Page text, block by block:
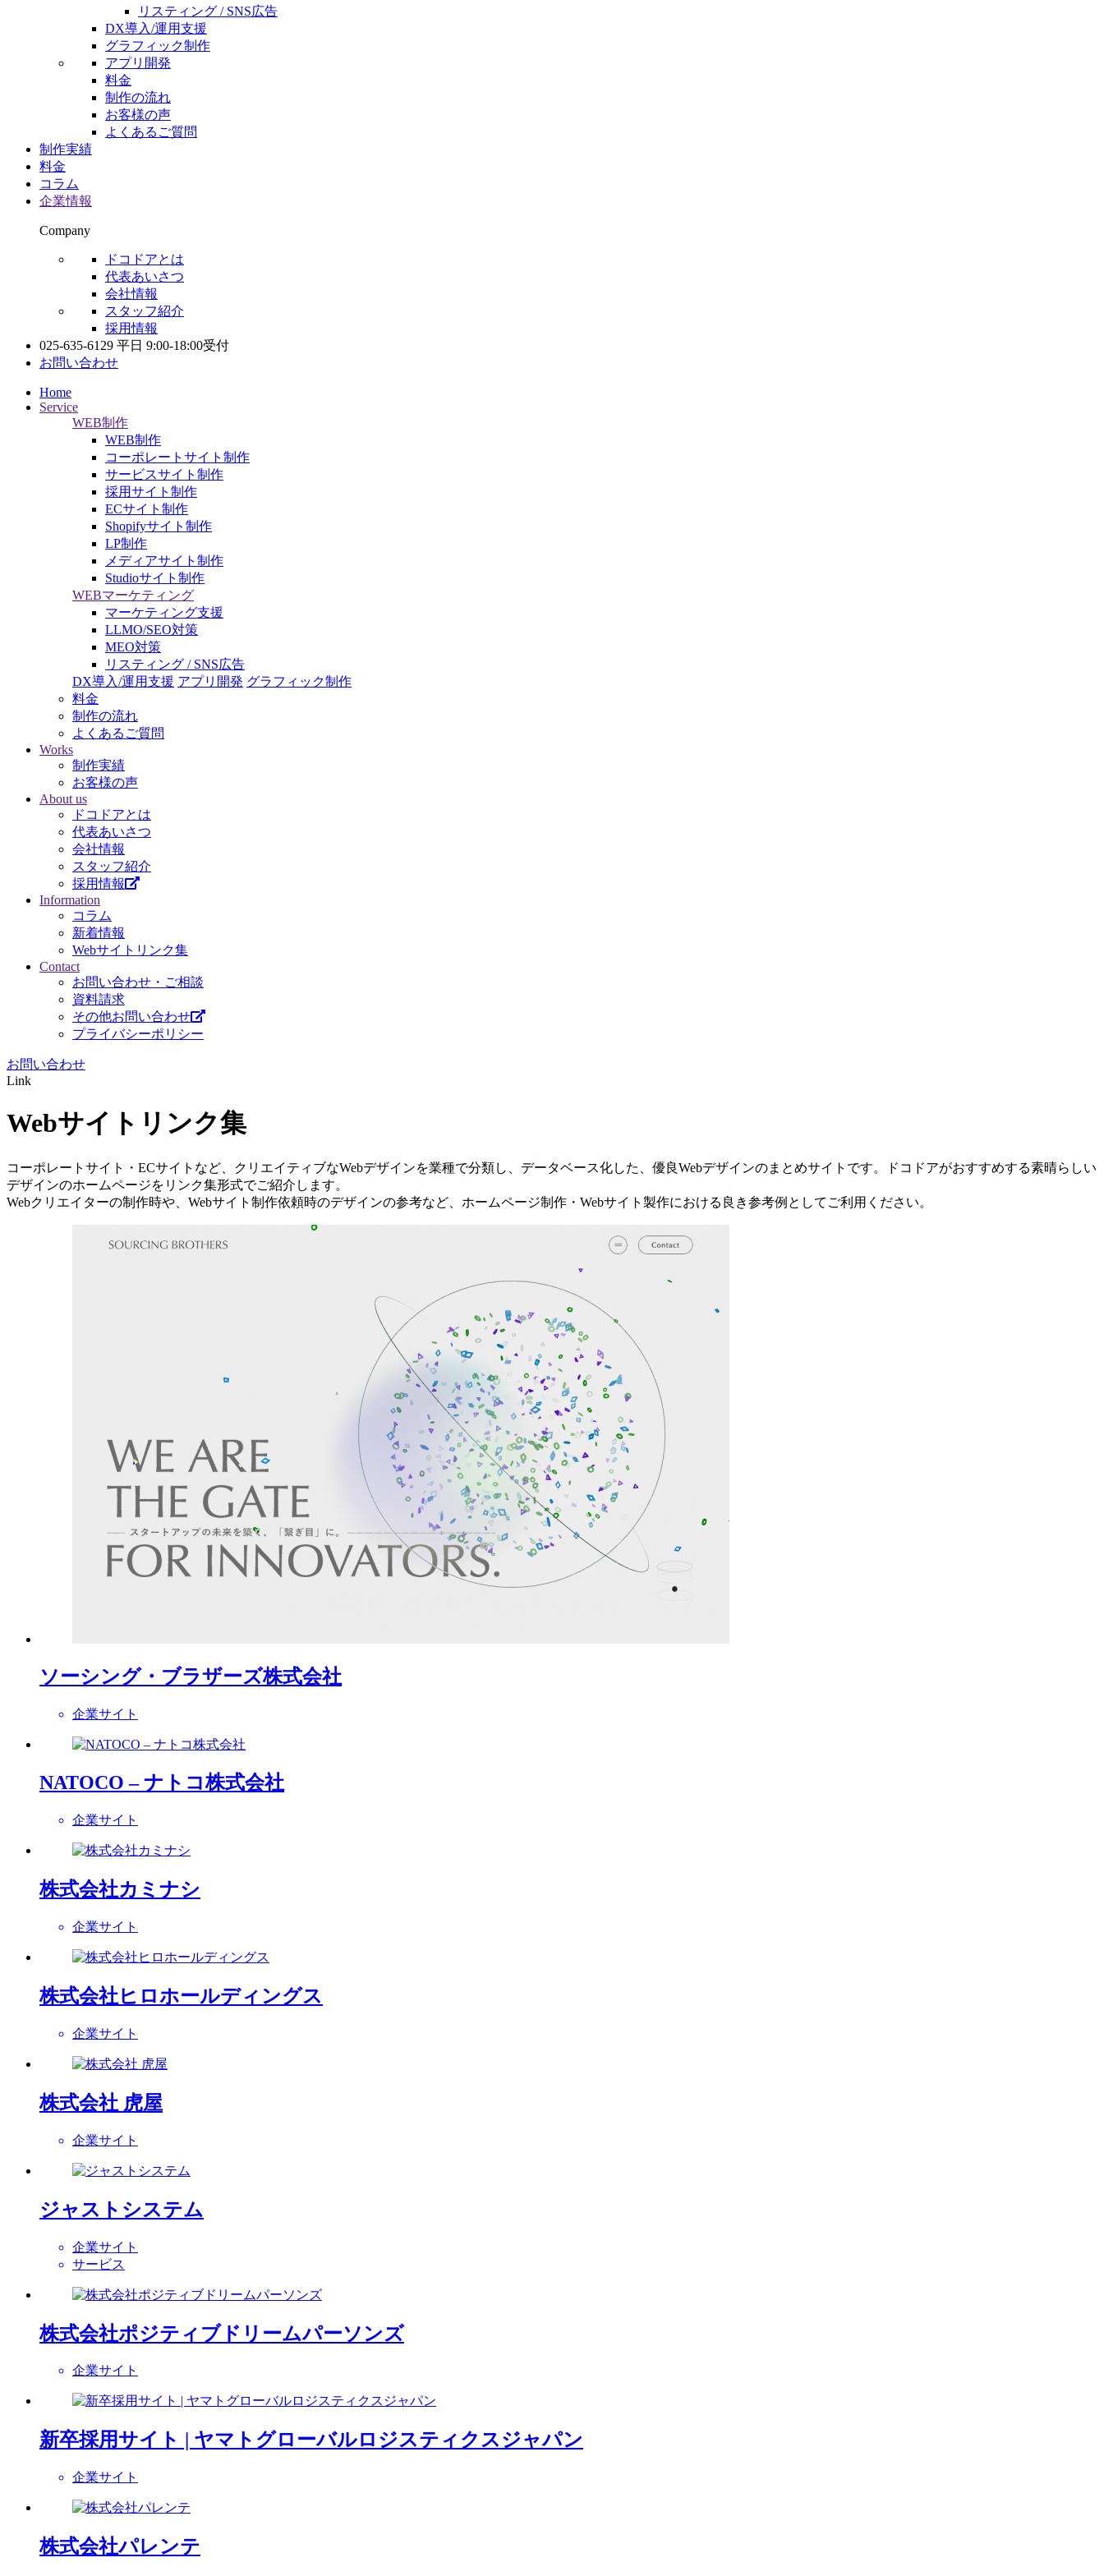
リスティング / SNS広告
DX導入/運用支援
グラフィック制作
アプリ開発
料金
制作の流れ
お客様の声
よくあるご質問
制作実績
料金
コラム
企業情報
Company
ドコドアとは
代表あいさつ
会社情報
スタッフ紹介
採用情報
025-635-6129 平日 9:00-18:00受付
お問い合わせ
Home
Service
WEB制作
WEB制作
コーポレートサイト制作
サービスサイト制作
採用サイト制作
ECサイト制作
Shopifyサイト制作
LP制作
メディアサイト制作
Studioサイト制作
WEBマーケティング
マーケティング支援
LLMO/SEO対策
MEO対策
リスティング / SNS広告
DX導入/運用支援 アプリ開発 グラフィック制作
料金
制作の流れ
よくあるご質問
Works
制作実績
お客様の声
About us
ドコドアとは
代表あいさつ
会社情報
スタッフ紹介
採用情報
Information
コラム
新着情報
Webサイトリンク集
Contact
お問い合わせ・ご相談
資料請求
その他お問い合わせ
プライバシーポリシー
お問い合わせ
Link
Webサイトリンク集
コーポレートサイト・ECサイトなど、クリエイティブなWebデザインを業種で分類し、データベース化した、優良Webデザインのまとめサイトです。ドコドアがおすすめする素晴らしい
デザインのホームページをリンク集形式でご紹介します。
Webクリエイターの制作時や、Webサイト制作依頼時のデザインの参考など、ホームページ制作・Webサイト製作における良き参考例としてご利用ください。
ソーシング・ブラザーズ株式会社
企業サイト
NATOCO – ナトコ株式会社
企業サイト
株式会社カミナシ
企業サイト
株式会社ヒロホールディングス
企業サイト
株式会社 虎屋
企業サイト
ジャストシステム
企業サイト
サービス
株式会社ポジティブドリームパーソンズ
企業サイト
新卒採用サイト | ヤマトグローバルロジスティクスジャパン
企業サイト
株式会社パレンテ